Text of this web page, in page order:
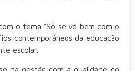
o tema “Só se vê bem com o
contemporâneos da educação
escolar.
da gestão com a qualidade do